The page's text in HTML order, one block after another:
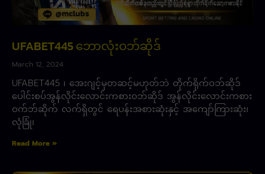
UFABET445 ဘောလုံးဝဘ်ဆိုဒ်
March 12, 2024
UFABET445 ၊ အေးဂျင့်မှတဆင့်မဟုတ်ဘဲ တိုက်ရိုက်ဝဘ်ဆိုဒ်
ပေါင်းစပ်အွန်လိုင်းလောင်းကစားဝဘ်ဆိုဒ် အွန်လိုင်းလောင်းကစား
ဝက်ဘ်ဆိုက် လက်ရှိတွင် ရေပန်းအစားဆုံးနှင့် အကျော်ကြားဆုံး၊
လုံခြုံ၊
Read More »